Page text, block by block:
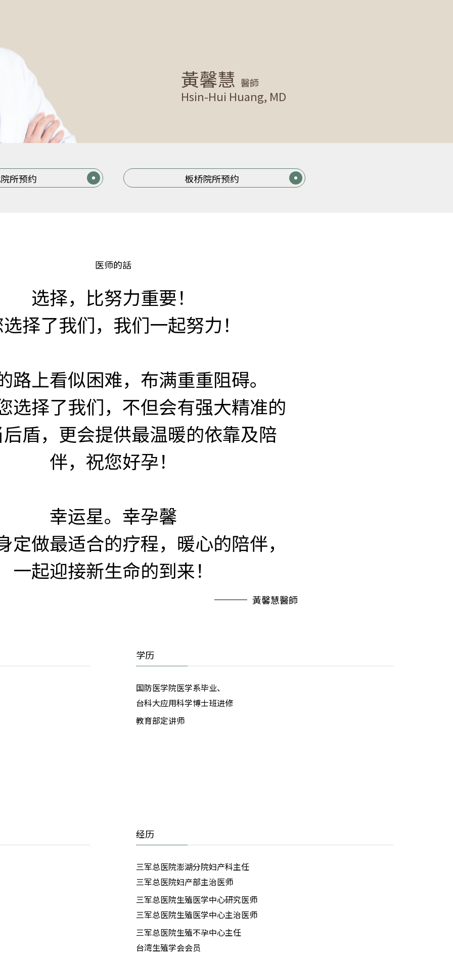
黃馨慧 醫師
Hsin-Hui Huang, MD
所预约 板桥院所预约
医师的話
选择，比努力重要！
择了我们，我们一起努力！
路上看似困难，布满重重阻碍。
选择了我们，不但会有强大精准的
盾，更会提供最温暖的依靠及陪
伴，祝您好孕！
幸运星。幸孕馨
定做最适合的疗程，暖心的陪伴，
一起迎接新生命的到来！
黃馨慧醫師
学历
国防医学院医学系毕业、
台科大应用科学博士班进修
教育部定讲师
经历
三军总医院澎湖分院妇产科主任
三军总医院妇产部主治医师
三军总医院生殖医学中心研究医师
三军总医院生殖医学中心主治医师
三军总医院生殖不孕中心主任
台湾生殖学会会员